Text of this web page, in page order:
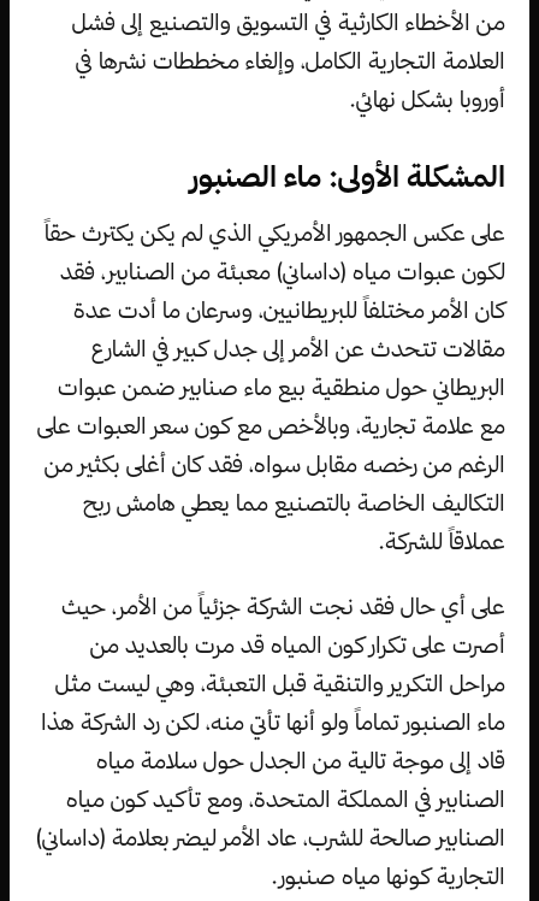
من الأخطاء الكارثية في التسويق والتصنيع إلى فشل
العلامة التجارية الكامل، وإلغاء مخططات نشرها في
أوروبا بشكل نهائي.
المشكلة الأولى: ماء الصنبور
على عكس الجمهور الأمريكي الذي لم يكن يكترث حقاً
لكون عبوات مياه (داساني) معبئة من الصنابير، فقد
كان الأمر مختلفاً للبريطانيين، وسرعان ما أدت عدة
مقالات تتحدث عن الأمر إلى جدل كبير في الشارع
البريطاني حول منطقية بيع ماء صنابير ضمن عبوات
مع علامة تجارية، وبالأخص مع كون سعر العبوات على
الرغم من رخصه مقابل سواه، فقد كان أغلى بكثير من
التكاليف الخاصة بالتصنيع مما يعطي هامش ربح
عملاقاً للشركة.
على أي حال فقد نجت الشركة جزئياً من الأمر، حيث
أصرت على تكرار كون المياه قد مرت بالعديد من
مراحل التكرير والتنقية قبل التعبئة، وهي ليست مثل
ماء الصنبور تماماً ولو أنها تأتي منه، لكن رد الشركة هذا
قاد إلى موجة تالية من الجدل حول سلامة مياه
الصنابير في المملكة المتحدة، ومع تأكيد كون مياه
الصنابير صالحة للشرب، عاد الأمر ليضر بعلامة (داساني)
التجارية كونها مياه صنبور.